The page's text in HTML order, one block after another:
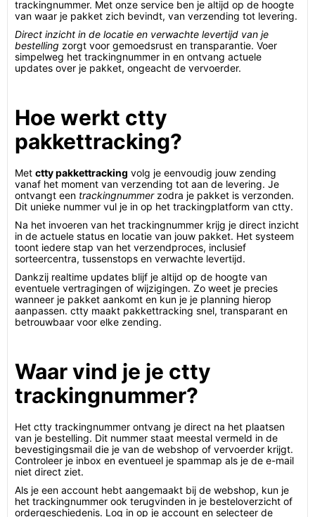
trackingnummer. Met onze service ben je altijd op de hoogte
van waar je pakket zich bevindt, van verzending tot levering.
Direct inzicht in de locatie en verwachte levertijd van je
bestelling zorgt voor gemoedsrust en transparantie. Voer
simpelweg het trackingnummer in en ontvang actuele
updates over je pakket, ongeacht de vervoerder.
Hoe werkt ctty
pakkettracking?
Met ctty pakkettracking volg je eenvoudig jouw zending
vanaf het moment van verzending tot aan de levering. Je
ontvangt een trackingnummerzodra je pakket is verzonden.
Dit unieke nummer vul je in op het trackingplatform van ctty.
Na het invoeren van het trackingnummer krijg je direct inzicht
in de actuele status en locatie van jouw pakket. Het systeem
toont iedere stap van het verzendproces, inclusief
sorteercentra, tussenstops en verwachte levertijd.
Dankzij realtime updates blijf je altijd op de hoogte van
eventuele vertragingen of wijzigingen. Zo weet je precies
wanneer je pakket aankomt en kun je je planning hierop
aanpassen. ctty maakt pakkettracking snel, transparant en
betrouwbaar voor elke zending.
Waar vind je je ctty
trackingnummer?
Het ctty trackingnummer ontvang je direct na het plaatsen
van je bestelling. Dit nummer staat meestal vermeld in de
bevestigingsmail die je van de webshop of vervoerder krijgt.
Controleer je inbox en eventueel je spammap als je de e-mail
niet direct ziet.
Als je een account hebt aangemaakt bij de webshop, kun je
het trackingnummer ook terugvinden in je besteloverzicht of
ordergeschiedenis. Log in op je account en selecteer de